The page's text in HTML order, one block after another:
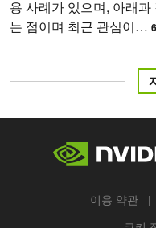
용 사례가 있으며, 아래
는 점이며 최근 관심이…
이용 약관